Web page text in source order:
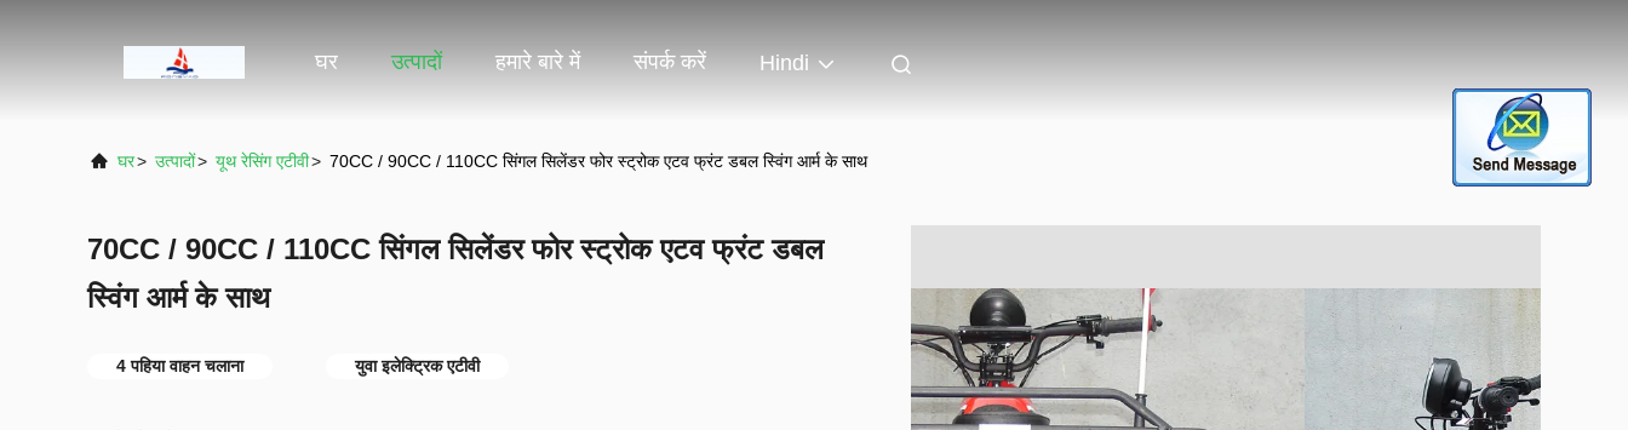
घर उत्पादों हमारे बारे में संपर्क करें Hindi
घर> उत्पादों> यूथ रेसिंग एटीवी> 70CC / 90CC / 110CC सिंगल सिलेंडर फोर स्ट्रोक एटव फ्रंट डबल स्विंग आर्म के साथ
70CC / 90CC / 110CC सिंगल सिलेंडर फोर स्ट्रोक एटव फ्रंट डबल
स्विंग आर्म के साथ
4 पहिया वाहन चलाना युवा इलेक्ट्रिक एटीवी